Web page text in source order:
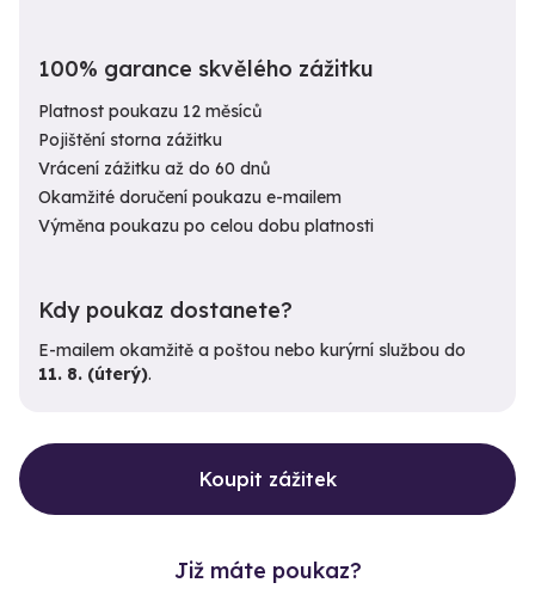
100% garance skvělého zážitku
Platnost poukazu 12 měsíců
Pojištění storna zážitku
Vrácení zážitku až do 60 dnů
Okamžité doručení poukazu e-mailem
Výměna poukazu po celou dobu platnosti
Kdy poukaz dostanete?
E-mailem okamžitě a poštou nebo kurýrní službou do
11. 8. (úterý).
Koupit zážitek
Již máte poukaz?